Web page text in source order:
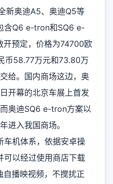
新奥迪A5、 奥迪Q5等
含Q6 e-tron和SQ6 e-
预定，价格为74700欧
币58.77万元和73.80万
给。国内商场这边，奥
开幕的北京车展上首发
奥迪SQ6 e-tron方案以
进入我国商场。
车机体系，依据安卓操
可以经过使用 商店下载
播映视频，不搅扰正